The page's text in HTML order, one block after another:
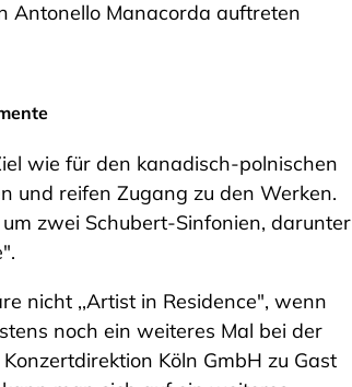
Antonello Manacorda auftreten
wie für den kanadisch-polnischen
und reifen Zugang zu den Werken.
zwei Schubert-Sinfonien, darunter
nicht ,,Artist in Residence", wenn
noch ein weiteres Mal bei der
Köln GmbH zu Gast